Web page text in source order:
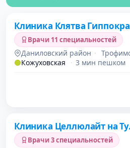
Клиника Клятва
Врачи 11 специальностей
Даниловский район ·
Кожуховская
· 3 мин пешком
Клиника Целлюлайт на
Врачи 3 специальностей